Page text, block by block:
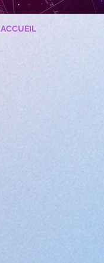
ACCUEIL